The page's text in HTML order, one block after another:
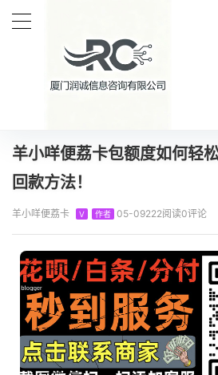
当前位置： 首页 知识百科
羊小咩便荔卡包额度如何轻
回款方法！
羊小咩便荔卡 V 作者 05-09222阅读0评论